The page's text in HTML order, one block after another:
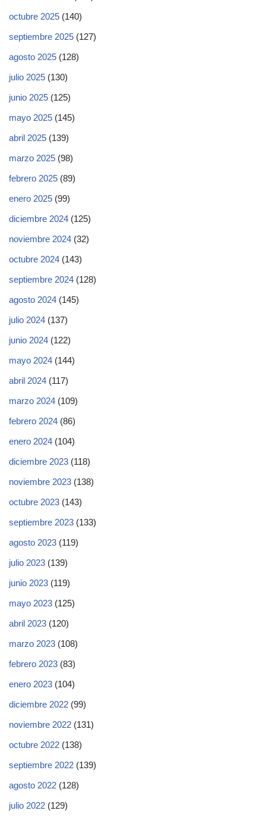
octubre 2025 (140)
septiembre 2025 (127)
agosto 2025 (128)
julio 2025 (130)
junio 2025 (125)
mayo 2025 (145)
abril 2025 (139)
marzo 2025 (98)
febrero 2025 (89)
enero 2025 (99)
diciembre 2024 (125)
noviembre 2024 (32)
octubre 2024 (143)
septiembre 2024 (128)
agosto 2024 (145)
julio 2024 (137)
junio 2024 (122)
mayo 2024 (144)
abril 2024 (117)
marzo 2024 (109)
febrero 2024 (86)
enero 2024 (104)
diciembre 2023 (118)
noviembre 2023 (138)
octubre 2023 (143)
septiembre 2023 (133)
agosto 2023 (119)
julio 2023 (139)
junio 2023 (119)
mayo 2023 (125)
abril 2023 (120)
marzo 2023 (108)
febrero 2023 (83)
enero 2023 (104)
diciembre 2022 (99)
noviembre 2022 (131)
octubre 2022 (138)
septiembre 2022 (139)
agosto 2022 (128)
julio 2022 (129)